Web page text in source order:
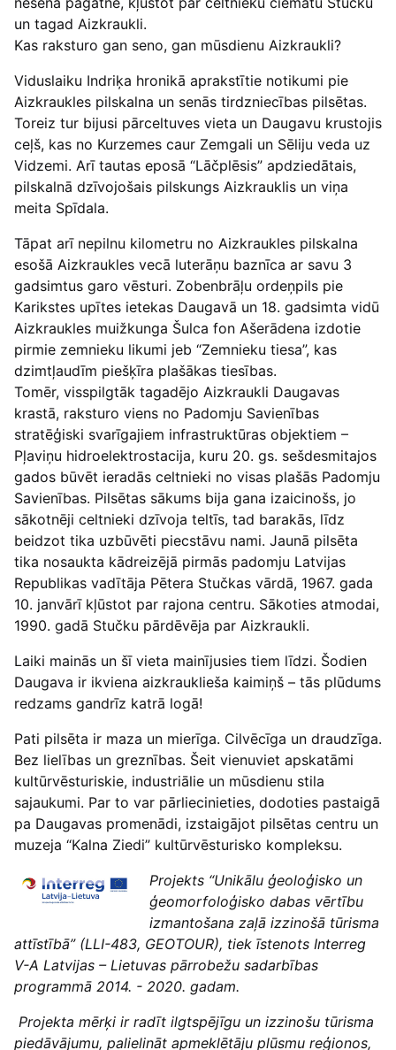
un tagad Aizkraukli.
Kas raksturo gan seno, gan mūsdienu Aizkraukli?
Viduslaiku Indriķa hronikā aprakstītie notikumi pie
Aizkraukles pilskalna un senās tirdzniecības pilsētas.
Toreiz tur bijusi pārceltuves vieta un Daugavu krustojis
ceļš, kas no Kurzemes caur Zemgali un Sēliju veda uz
Vidzemi. Arī tautas eposā “Lāčplēsis” apdziedātais,
pilskalnā dzīvojošais pilskungs Aizkrauklis un viņa
meita Spīdala.
Tāpat arī nepilnu kilometru no Aizkraukles pilskalna
esošā Aizkraukles vecā luterāņu baznīca ar savu 3
gadsimtus garo vēsturi. Zobenbrāļu ordeņpils pie
Karikstes upītes ietekas Daugavā un 18. gadsimta vidū
Aizkraukles muižkunga Šulca fon Ašerādena izdotie
pirmie zemnieku likumi jeb “Zemnieku tiesa”, kas
dzimtļaudīm piešķīra plašākas tiesības.
Tomēr, visspilgtāk tagadējo Aizkraukli Daugavas
krastā, raksturo viens no Padomju Savienības
stratēģiski svarīgajiem infrastruktūras objektiem –
Pļaviņu hidroelektrostacija, kuru 20. gs. sešdesmitajos
gados būvēt ieradās celtnieki no visas plašās Padomju
Savienības. Pilsētas sākums bija gana izaicinošs, jo
sākotnēji celtnieki dzīvoja teltīs, tad barakās, līdz
beidzot tika uzbūvēti piecstāvu nami. Jaunā pilsēta
tika nosaukta kādreizējā pirmās padomju Latvijas
Republikas vadītāja Pētera Stučkas vārdā, 1967. gada
10. janvārī kļūstot par rajona centru. Sākoties atmodai,
1990. gadā Stučku pārdēvēja par Aizkraukli.
Laiki mainās un šī vieta mainījusies tiem līdzi. Šodien
Daugava ir ikviena aizkrauklieša kaimiņš – tās plūdums
redzams gandrīz katrā logā!
Pati pilsēta ir maza un mierīga. Cilvēcīga un draudzīga.
Bez lielības un greznības. Šeit vienuviet apskatāmi
kultūrvēsturiskie, industriālie un mūsdienu stila
sajaukumi. Par to var pārliecinieties, dodoties pastaigā
pa Daugavas promenādi, izstaigājot pilsētas centru un
muzeja “Kalna Ziedi” kultūrvēsturisko kompleksu.
Projekts “Unikālu ģeoloģisko un
ģeomorfoloģisko dabas vērtību
izmantošana zaļā izzinošā tūrisma
attīstībā” (LLI-483, GEOTOUR), tiek īstenots Interreg
V-A Latvijas – Lietuvas pārrobežu sadarbības
programmā 2014. - 2020. gadam.
Projekta mērķi ir radīt ilgtspējīgu un izzinošu tūrisma
piedāvājumu, palielināt apmeklētāju plūsmu reģionos,